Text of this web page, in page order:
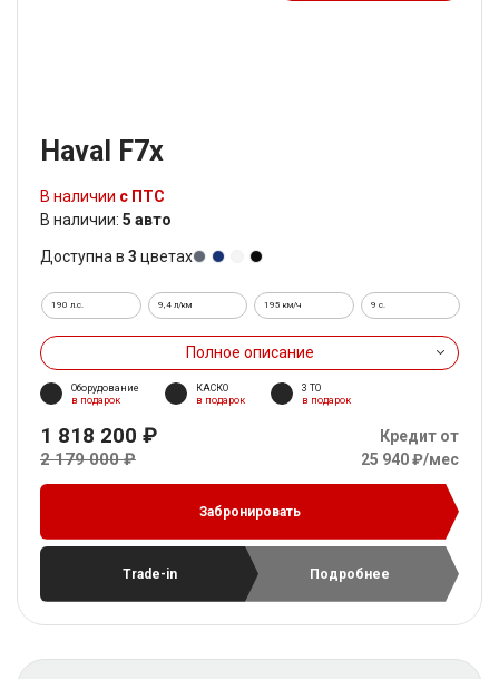
Haval F7x
В наличии с ПТС
В наличии: 5 авто
Доступна в 3 цветах
190 л.с. 9,4 л/км 195 км/ч 9 c.
Полное описание
Оборудование
в подарок
КАСКО
в подарок
3 ТО
в подарок
1 818 200 ₽
2 179 000 ₽
Кредит от
25 940 ₽/мес
Забронировать
Trade-in Подробнее